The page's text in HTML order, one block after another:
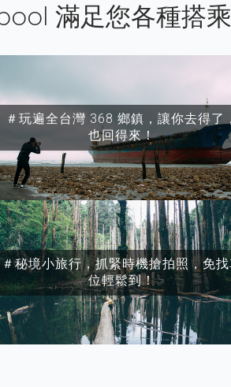
滿足您各種搭
＃玩遍全台灣 368 鄉鎮，讓你去得了
也回得來！
＃秘境小旅行，抓緊時機搶拍照，免
位輕鬆到！